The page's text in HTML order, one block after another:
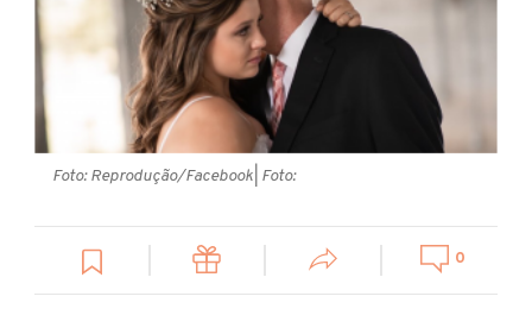
Foto: Reprodução/Facebook | Foto:
0